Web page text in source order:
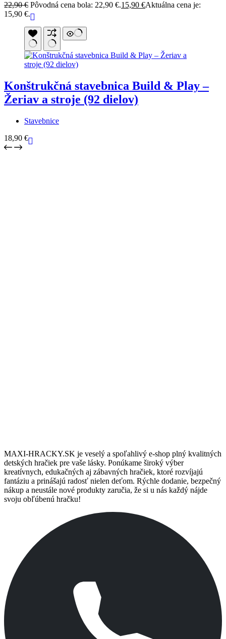
22,90€ Pôvodná cena bola: 22,90 €.15,90 €Aktuálna cena je:
15,90 €.
Konštrukčná stavebnica Build & Play –
Žeriav a stroje (92 dielov)
Stavebnice
18,90 €
MAXI-HRACKY.SK je veselý a spoľahlivý e-shop plný kvalitných
detských hračiek pre vaše lásky. Ponúkame široký výber
kreatívnych, edukačných aj zábavných hračiek, ktoré rozvíjajú
fantáziu a prinášajú radosť nielen deťom. Rýchle dodanie, bezpečný
nákup a neustále nové produkty zaručia, že si u nás každý nájde
svoju obľúbenú hračku!